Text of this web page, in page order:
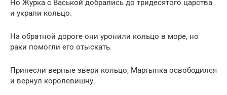
Но Журка с Васькой добрались до тридесятого царства
и украли кольцо.
На обратной дороге они уронили кольцо в море, но
раки помогли его отыскать.
Принесли верные звери кольцо, Мартынка освободился
и вернул королевишну.